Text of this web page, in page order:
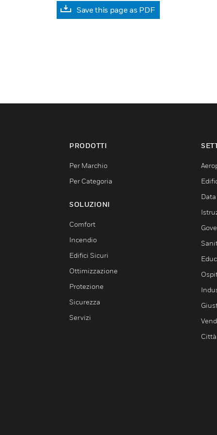
Save this page as PDF
PRODOTTI
Per Marchio
Per Categoria
SOLUZIONI
Comfort
Incendio
Edifici Sicuri
Ottimizzazione
Protezione
Sicurezza
Servizi